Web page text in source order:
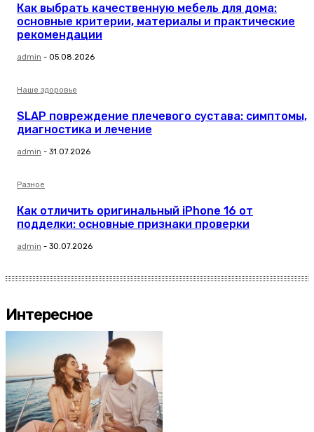
Как выбрать качественную мебель для дома:
основные критерии, материалы и практические
рекомендации
admin - 05.08.2026
Наше здоровье
SLAP повреждение плечевого сустава: симптомы,
диагностика и лечение
admin - 31.07.2026
Разное
Как отличить оригинальный iPhone 16 от
подделки: основные признаки проверки
admin - 30.07.2026
Интересное